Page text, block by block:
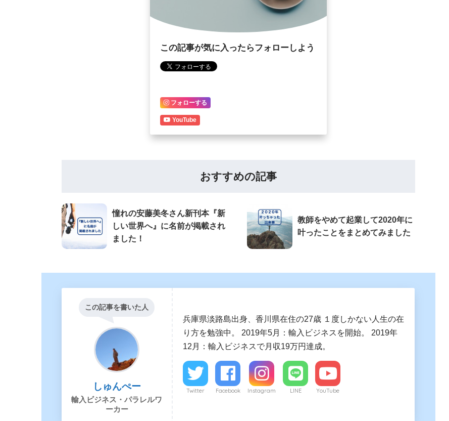
この記事が気に入ったらフォローしよう
フォローする
YouTube
おすすめの記事
憧れの安藤美冬さん新刊本『新
しい世界へ』に名前が掲載され
ました！
教師をやめて起業して2020年に
叶ったことをまとめてみました
この記事を書いた人
しゅんぺー
輸入ビジネス・パラレルワ
ーカー
兵庫県淡路島出身、香川県在住の27歳 １度しかない人生の在
り方を勉強中。 2019年5月：輸入ビジネスを開始。 2019年
12月：輸入ビジネスで月収19万円達成。
Twitter Facebook Instagram LINE YouTube